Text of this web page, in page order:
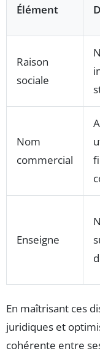
Élément
Raison
sociale
Nom
commercial
Enseigne
En maîtrisant ces
juridiques et
cohérente entre